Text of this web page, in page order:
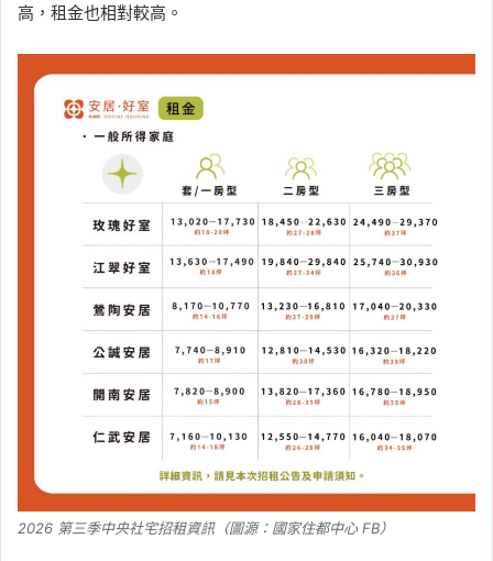
高，租金也相對較高。
2026 第三季中央社宅招租資訊（圖源：國家住都中心 FB）